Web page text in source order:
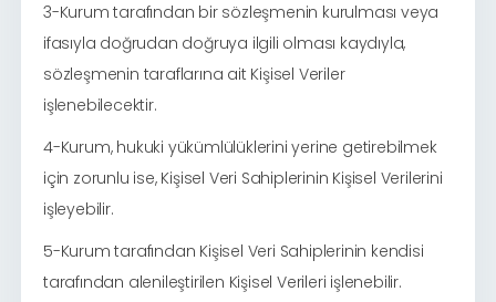
3-Kurum tarafından bir sözleşmenin kurulması veya
ifasıyla doğrudan doğruya ilgili olması kaydıyla,
sözleşmenin taraflarına ait Kişisel Veriler
işlenebilecektir.
4-Kurum, hukuki yükümlülüklerini yerine getirebilmek
için zorunlu ise, Kişisel Veri Sahiplerinin Kişisel Verilerini
işleyebilir.
5-Kurum tarafından Kişisel Veri Sahiplerinin kendisi
tarafından alenileştirilen Kişisel Verileri işlenebilir.